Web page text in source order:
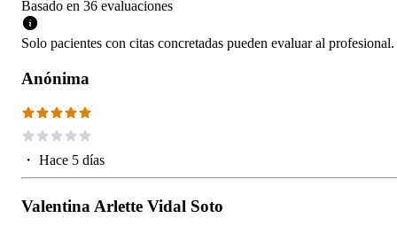
Basado en 36 evaluaciones
Solo pacientes con citas concretadas pueden evaluar al profesional.
Anónima
・ Hace 5 días
Valentina Arlette Vidal Soto